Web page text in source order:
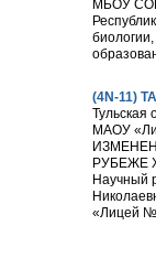
МБОУ
(4N-11)
Тульская
МАОУ
РУБЕЖЕ
Научный
«Лицей №